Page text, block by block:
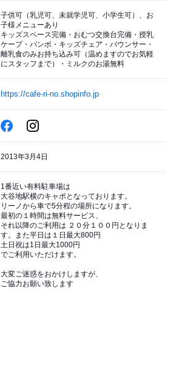
子供可（乳児可、未就学児可、小学生可）、お
子様メニューあり
キッズスペース完備・おむつ交換台完備・授乳
ケープ・バンボ・キッズチェア・バウンサー・
離乳食のみお持ち込み可（温めますのでお気軽
にスタッフまで）・ミルクのお湯無料
https://cafe-ri-no.shopinfo.jp
2013年3月4日
1番近い有料駐車場は
大谷地駅横のキャポとなっております。
リーノから車で5分程の場所になります。
最初の１時間は無料サービス、
それ以降のご利用は ２０分１００円となりま
す。また平日は１日最大800円
土日祝は1日最大1000円
でご利用いただけます。
大変ご迷惑をおかけしますが、
ご協力お願い致します